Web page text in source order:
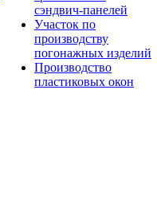
сэндвич-панелей
Участок по
производству
погонажных изделий
Производство
пластиковых окон